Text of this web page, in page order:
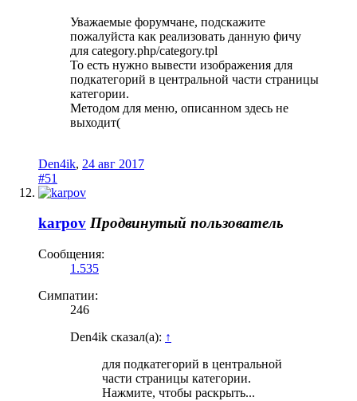
Уважаемые форумчане, подскажите
пожалуйста как реализовать данную фичу
для category.php/category.tpl
То есть нужно вывести изображения для
подкатегорий в центральной части страницы
категории.
Методом для меню, описанном здесь не
выходит(
Den4ik, 24 авг 2017
#51
karpov Продвинутый пользователь
Сообщения:
1.535
Симпатии:
246
Den4ik сказал(а): ↑
для подкатегорий в центральной
части страницы категории.
Нажмите, чтобы раскрыть...